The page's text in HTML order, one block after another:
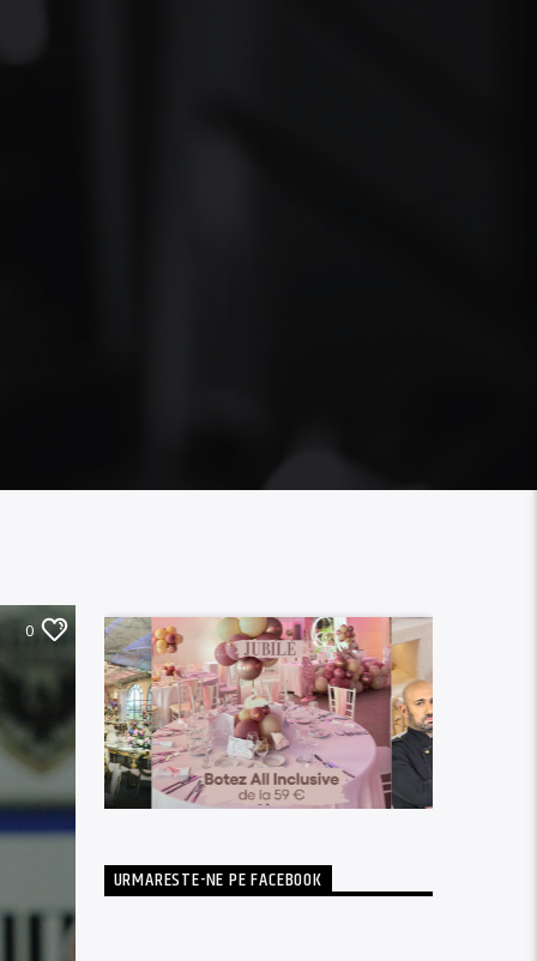
0
URMARESTE-NE PE FACEBOOK